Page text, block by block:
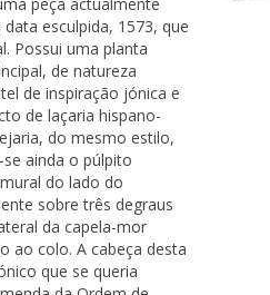
esculpida, 1573, que
Possui uma planta
de natureza
de inspiração jónica e
de laçaria hispano-
do mesmo estilo,
ainda o púlpito
do lado do
sobre três degraus
da capela-mor
ao colo. A cabeça desta
que se queria